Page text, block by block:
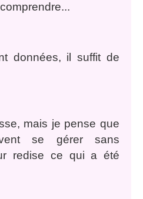
données, il suffit de
mais je pense que
se gérer sans
redise ce qui a été